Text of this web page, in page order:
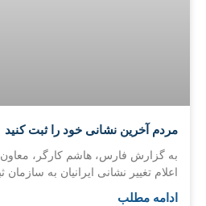
مردم آخرین نشانی خود را ثبت کنید
به گزارش فارس، هاشم کارگر،
اعلام تغییر نشانی ایرانیان به
ادامه مطلب